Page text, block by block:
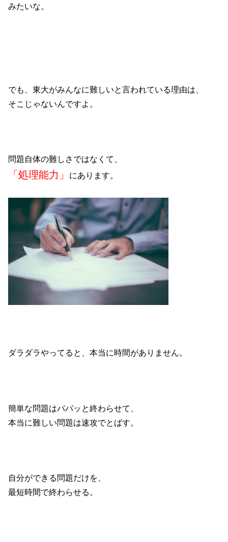
みたいな。
でも、東大がみんなに難しいと言われている理由は、
そこじゃないんですよ。
問題自体の難しさではなくて、
「処理能力」 にあります。
ダラダラやってると、本当に時間がありません。
簡単な問題はパパッと終わらせて、
本当に難しい問題は速攻でとばす。
自分ができる問題だけを、
最短時間で終わらせる。